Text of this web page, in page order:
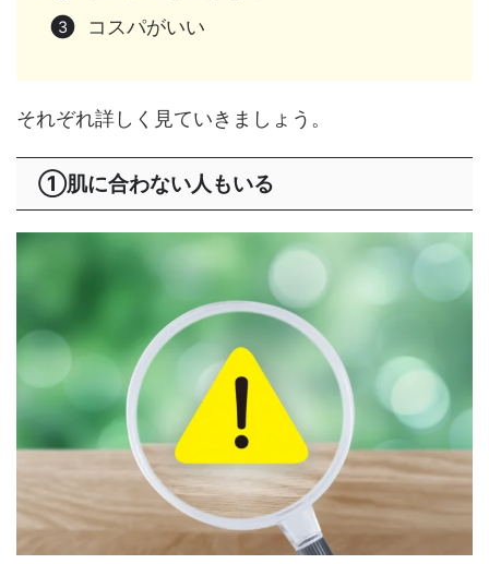
コスパがいい
それぞれ詳しく見ていきましょう。
①肌に合わない人もいる